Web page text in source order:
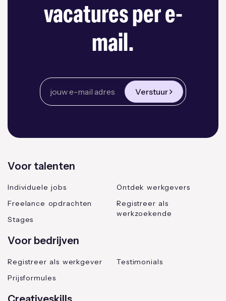
vacatures per e-
mail.
Verstuur
Voor talenten
Individuele jobs
Freelance opdrachten
Stages
Ontdek werkgevers
Registreer als
werkzoekende
Voor bedrijven
Registreer als werkgever
Prijsformules
Testimonials